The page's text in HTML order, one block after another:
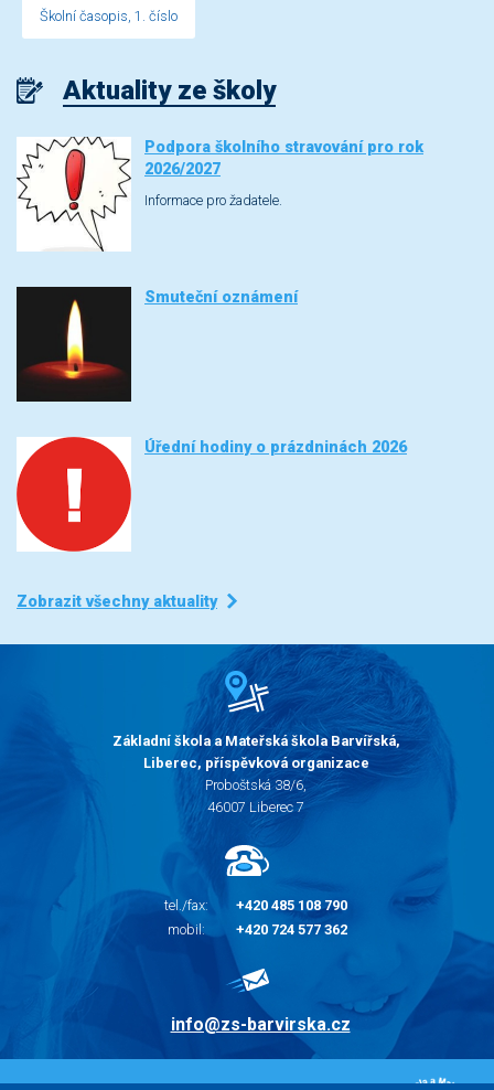
Školní časopis, 1. číslo
Aktuality ze školy
Podpora školního stravování pro rok
2026/2027
Informace pro žadatele.
Smuteční oznámení
Úřední hodiny o prázdninách 2026
Zobrazit všechny aktuality
Základní škola a Mateřská škola Barvířská,
Liberec, příspěvková organizace
Proboštská 38/6,
46007 Liberec 7
tel./fax:
+420 485 108 790
mobil:
+420 724 577 362
info@zs-barvirska.cz